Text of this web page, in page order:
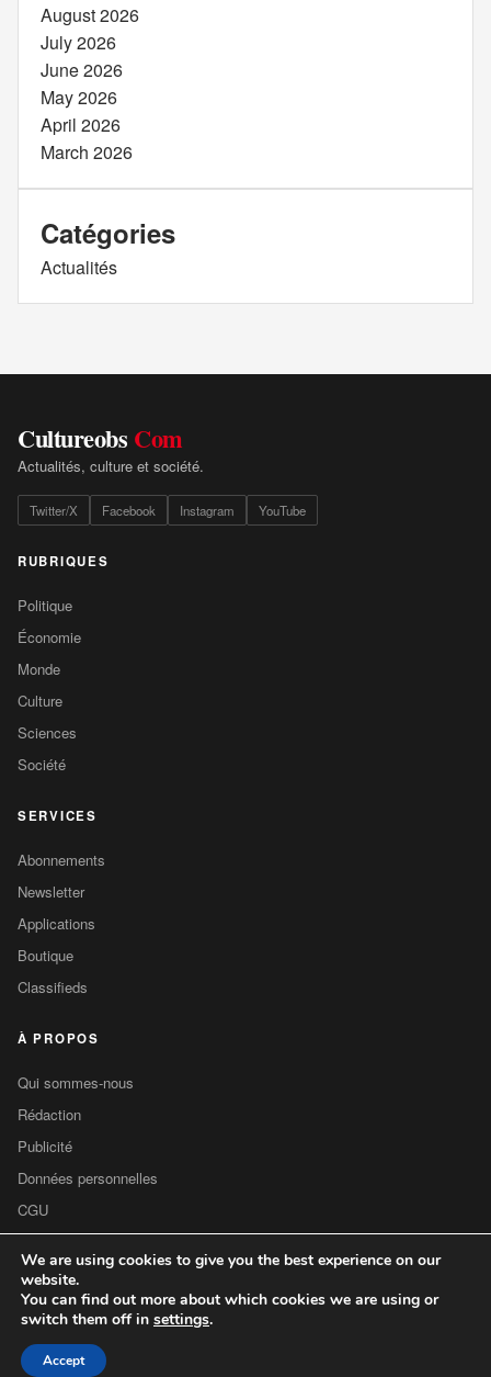
August 2026
July 2026
June 2026
May 2026
April 2026
March 2026
Catégories
Actualités
Cultureobs Com
Actualités, culture et société.
Twitter/X Facebook Instagram YouTube
RUBRIQUES
Politique
Économie
Monde
Culture
Sciences
Société
SERVICES
Abonnements
Newsletter
Applications
Boutique
Classifieds
À PROPOS
Qui sommes-nous
Rédaction
Publicité
Données personnelles
CGU
Contact
We are using cookies to give you the best experience on our
website.
You can find out more about which cookies we are using or
switch them off in settings.
Accept